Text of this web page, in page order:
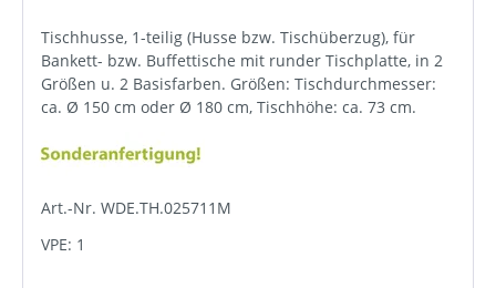
Tischhusse, 1-teilig (Husse bzw. Tischüberzug), für
Bankett- bzw. Buffettische mit runder Tischplatte, in 2
Größen u. 2 Basisfarben. Größen: Tischdurchmesser:
ca. Ø 150 cm oder Ø 180 cm, Tischhöhe: ca. 73 cm.
Art.-Nr. WDE.TH.025711M
VPE: 1